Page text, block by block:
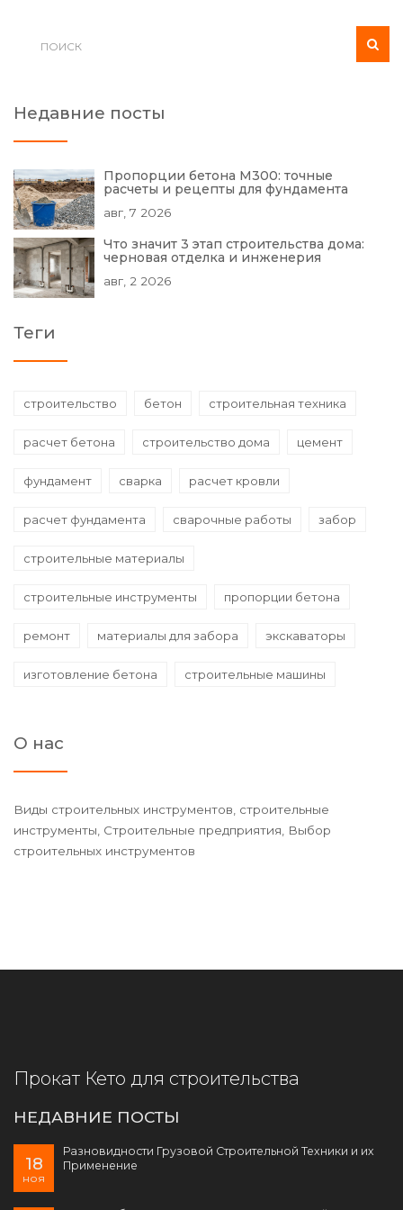
Недавние посты
Пропорции бетона М300: точные
расчеты и рецепты для фундамента
авг, 7 2026
Что значит 3 этап строительства дома:
черновая отделка и инженерия
авг, 2 2026
Теги
строительство бетон строительная техника
расчет бетона строительство дома цемент
фундамент сварка расчет кровли
расчет фундамента сварочные работы забор
строительные материалы
строительные инструменты пропорции бетона
ремонт материалы для забора экскаваторы
изготовление бетона строительные машины
О нас
Виды строительных инструментов, строительные
инструменты, Строительные предприятия, Выбор
строительных инструментов
Прокат Кето для строительства
НЕДАВНИЕ ПОСТЫ
18
ноя
Разновидности Грузовой Строительной Техники и их
Применение